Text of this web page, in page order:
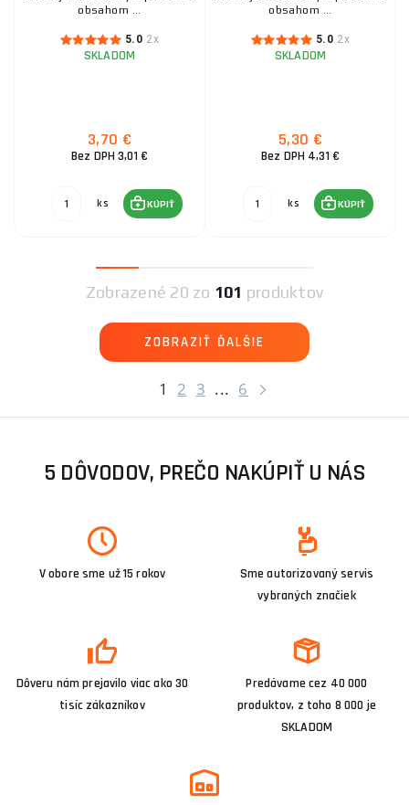
obsahom ...
5.0 2x
SKLADOM
3,70 €
Bez DPH 3,01 €
ks KÚPIŤ
obsahom ...
5.0 2x
SKLADOM
5,30 €
Bez DPH 4,31 €
ks KÚPIŤ
1 2 3 ... 6
Zobrazené 20 zo 101 produktov
ZOBRAZIŤ ĎALŠIE
5 DÔVODOV, PREČO NAKÚPIŤ U NÁS
V obore sme už 15 rokov
Sme autorizovaný servis
vybraných značiek
Dôveru nám prejavilo viac ako 30
tisíc zákazníkov
Predávame cez 40 000
produktov, z toho 8 000 je
SKLADOM